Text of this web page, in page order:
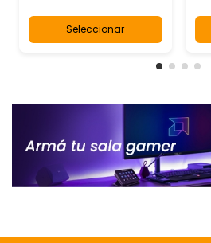
Seleccionar